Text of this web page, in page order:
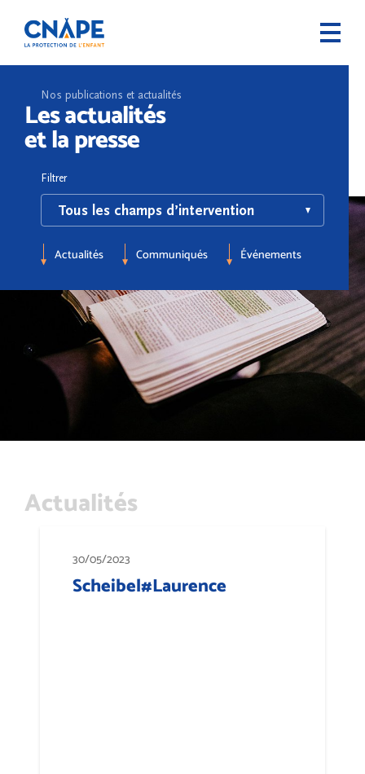
Nos publications et actualités
Les actualités
et la presse
Filtrer
Actualités Communiqués Événements
Actualités
30/05/2023
Scheibel#Laurence